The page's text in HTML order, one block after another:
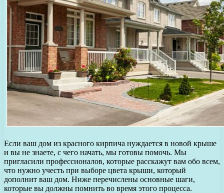
Если ваш дом из красного кирпича нуждается в новой крыше
и вы не знаете, с чего начать, мы готовы помочь. Мы
пригласили профессионалов, которые расскажут вам обо всем,
что нужно учесть при выборе цвета крыши, который
дополнит ваш дом. Ниже перечислены основные шаги,
которые вы должны помнить во время этого процесса.